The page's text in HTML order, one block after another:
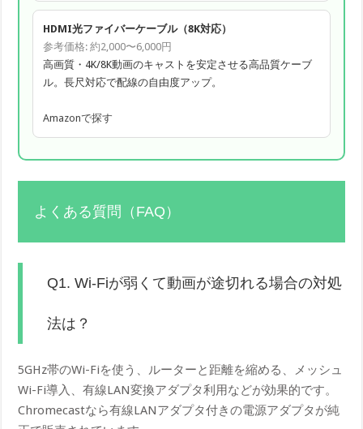
HDMI光ファイバーケーブル（8K対応）
参考価格: 約2,000〜6,000円
高画質・4K/8K動画のキャストを安定させる高品質ケーブ
ル。長尺対応で配線の自由度アップ。
Amazonで探す
よくある質問（FAQ）
Q1. Wi-Fiが弱くて動画が途切れる場合の対処
法は？
5GHz帯のWi-Fiを使う、ルーターと距離を縮める、メッシュ
Wi-Fi導入、有線LAN変換アダプタ利用などが効果的です。
Chromecastなら有線LANアダプタ付きの電源アダプタが純